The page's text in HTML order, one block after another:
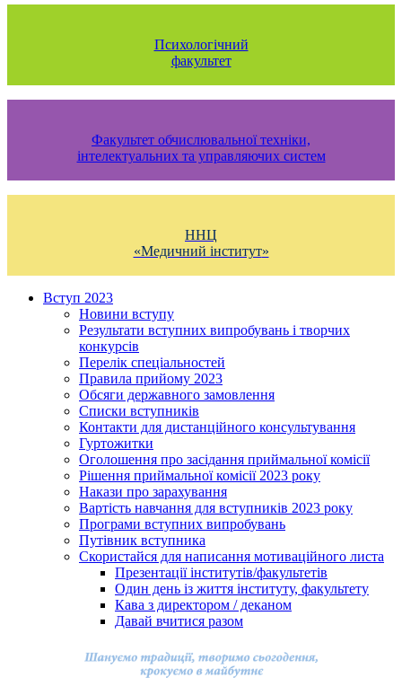
Психологічний
факультет
Факультет обчислювальної техніки,
інтелектуальних та управляючих систем
ННЦ
«Медичний інститут»
Вступ 2023
Новини вступу
Результати вступних випробувань і творчих
конкурсів
Перелік спеціальностей
Правила прийому 2023
Обсяги державного замовлення
Списки вступників
Контакти для дистанційного консультування
Гуртожитки
Оголошення про засідання приймальної комісії
Рішення приймальної комісії 2023 року
Накази про зарахування
Вартість навчання для вступників 2023 року
Програми вступних випробувань
Путівник вступника
Скористайся для написання мотиваційного листа
Презентації інститутів/факультетів
Один день із життя інституту, факультету
Кава з директором / деканом
Давай вчитися разом